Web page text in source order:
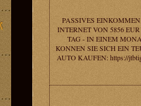
PASSIVES
INTERNET VON 5856 EUR
TAG - IN EINEM
KONNEN SIE SICH EIN
AUTO KAUFEN: https://